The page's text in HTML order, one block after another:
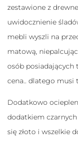
zestawione z
uwidocznienie
mebli wyszli na
matową,
osób posiadających
cena.. dlatego musi
Dodatkowo
dodatkiem
się złoto i wszelkie